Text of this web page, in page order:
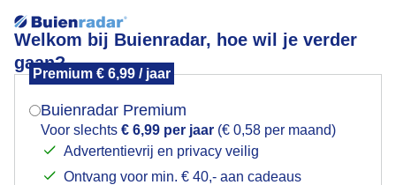
Welkom bij Buienradar, hoe wil je verder
gaan?
Premium € 6,99 / jaar
Buienradar Premium
Voor slechts € 6,99 per jaar (€ 0,58 per maand)
Advertentievrij en privacy veilig
Ontvang voor min. € 40,- aan cadeaus
Weerfoto
Mogen we je locatie gebruiken voor het
Indien je hier nog geen akkoord op hebt gegeven,